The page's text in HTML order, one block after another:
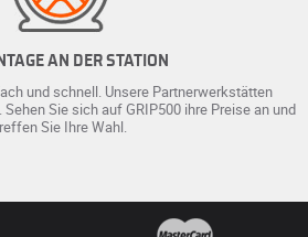
AN DER STATION
und schnell. Unsere Partnerwerkstätten
Sie sich auf GRIP500 ihre Preise an und
Sie Ihre Wahl.